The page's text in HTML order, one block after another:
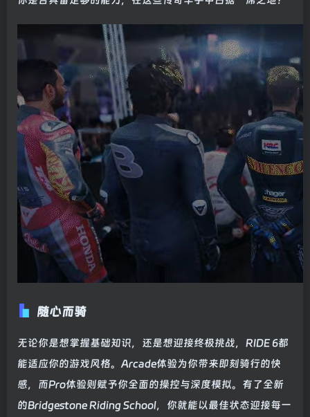
随心而骑
无论你是想掌握基础知识，还是想迎接终极挑战，RIDE 6都
能适应你的游戏风格。Arcade体验为你带来即刻骑行的快
感，而Pro体验则赋予你全面的操控与深度模拟。有了全新
的Bridgestone Riding School，你就能以最佳状态迎接每一